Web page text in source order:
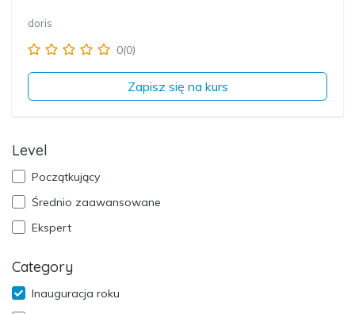
Level
Początkujący
Średnio zaawansowane
Ekspert
Category
Inauguracja roku
doris
0(0)
Zapisz się na kurs